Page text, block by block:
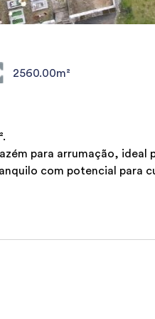
2560.00m²
para arrumação, ideal
com potencial para